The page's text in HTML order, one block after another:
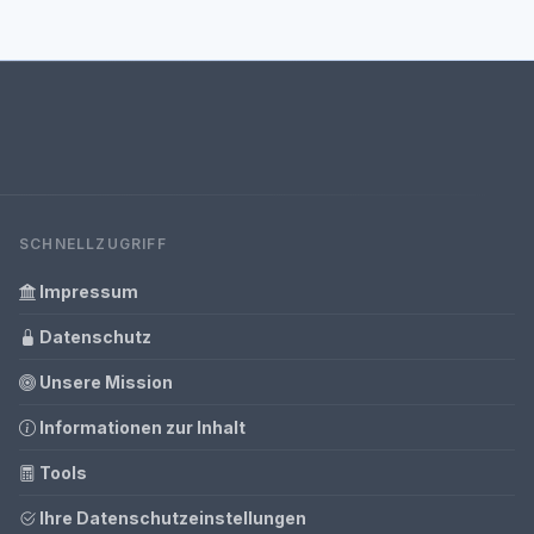
SCHNELLZUGRIFF
Impressum
Datenschutz
Unsere Mission
Informationen zur Inhalt
Tools
Ihre Datenschutzeinstellungen